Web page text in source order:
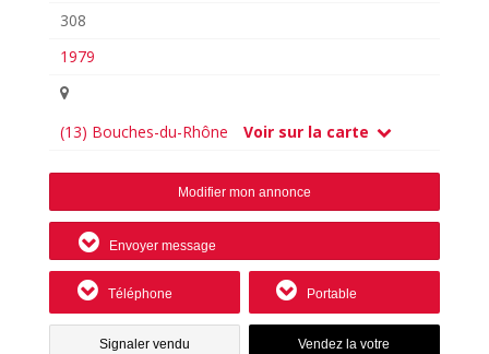
308
1979
(13) Bouches-du-Rhône Voir sur la carte
Modifier mon annonce
Envoyer message
Téléphone Portable
Signaler vendu